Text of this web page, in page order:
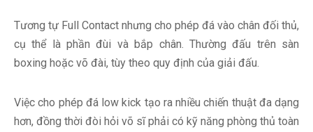
Tương tự Full Contact nhưng cho phép đá vào chân đối thủ,
cụ thể là phần đùi và bắp chân. Thường đấu trên sàn
boxing hoặc võ đài, tùy theo quy định của giải đấu.
Việc cho phép đá low kick tạo ra nhiều chiến thuật đa dạng
hơn, đồng thời đòi hỏi võ sĩ phải có kỹ năng phòng thủ toàn